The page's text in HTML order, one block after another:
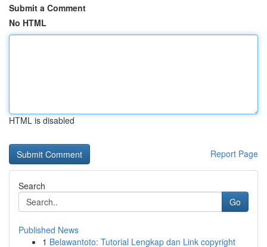
Submit a Comment
No HTML
HTML is disabled
Report Page
Search
Go
Published News
1 Belawantoto: Tutorial Lengkap dan Link copyright